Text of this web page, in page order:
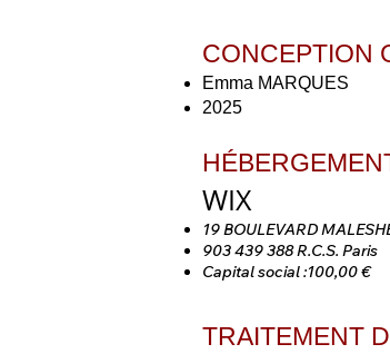
CONCEPTION
Emma MARQUES
2025
WIX
19 BOULEVARD
903 439 388 R.C.S. Paris
Capital social :100,00 €
TRAITEMENT